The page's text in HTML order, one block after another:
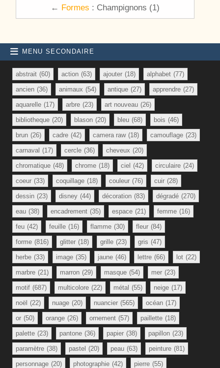
← Formes : Champignons (1)
MENU SECONDAIRE
abstrait (60) action (63) ajouter (18) alphabet (77)
ancien (36) animaux (54) antique (27) apprendre (27)
aquarelle (17) arbre (23) art nouveau (26)
bibliotheque (20) blason (20) bleu (68) bois (46)
brun (26) cadre (42) camera raw (18) camouflage (23)
carnaval (17) cercle (36) cheveux (20)
chromatique (48) chrome (18) ciel (42) circulaire (24)
coeur (33) coquillage (18) couleur (76) cuir (28)
dessin (23) disney (44) décoration (83) dégradé (270)
eau (38) encadrement (35) espace (21) femme (16)
feu (42) feuille (16) flamme (30) fleur (84)
forme (816) glitter (18) grille (23) gris (47)
herbe (33) image (35) jaune (46) lettre (66) lot (22)
marbre (21) marron (29) masque (54) mer (23)
motif (687) multicolore (22) métal (55) neige (17)
noël (22) nuage (20) nuancier (565) océan (17)
or (50) orange (26) ornement (57) paillette (18)
palette (23) pantone (36) papier (38) papillon (23)
paramètre (38) pastel (20) peau (63) peinture (81)
personnage (20) photographie (42) pierre (55)